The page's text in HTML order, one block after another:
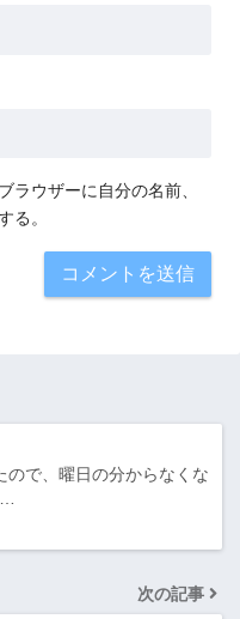
ラウザーに自分の名前、
る。
ので、曜日の分からなくな
…
次の記事